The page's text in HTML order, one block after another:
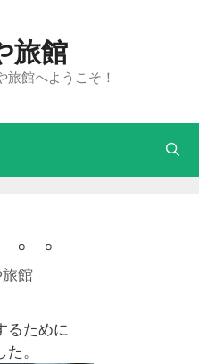
旅館
旅館へようこそ！
。
館
るために
。